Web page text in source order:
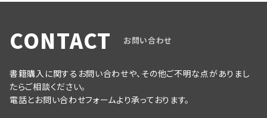
CONTACT お問い合わせ
書籍購入に関するお問い合わせや、その他ご不明な点がありまし
たらご相談ください。
電話とお問い合わせフォームより承っております。